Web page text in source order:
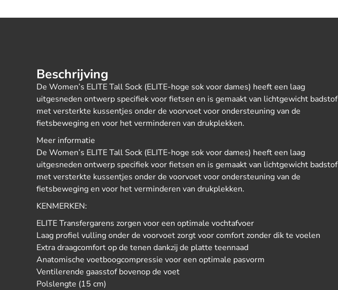
Beschrijving
De Women’s ELITE Tall Sock (ELITE-hoge sok voor dames) heeft een laag
uitgesneden ontwerp specifiek voor fietsen en is gemaakt van lichtgewicht badstof
met versterkte kussentjes onder de voorvoet voor ondersteuning van de
fietsbeweging en voor het verminderen van drukplekken.
Meer informatie
De Women’s ELITE Tall Sock (ELITE-hoge sok voor dames) heeft een laag
uitgesneden ontwerp specifiek voor fietsen en is gemaakt van lichtgewicht badstof
met versterkte kussentjes onder de voorvoet voor ondersteuning van de
fietsbeweging en voor het verminderen van drukplekken.
KENMERKEN:
ELITE Transfergarens zorgen voor een optimale vochtafvoer
Laag profiel vulling onder de voorvoet zorgt voor comfort zonder dik te voelen
Extra draagcomfort op de tenen dankzij de platte teennaad
Anatomische voetboogcompressie voor een optimale pasvorm
Ventilerende gaasstof bovenop de voet
Polslengte (15 cm)